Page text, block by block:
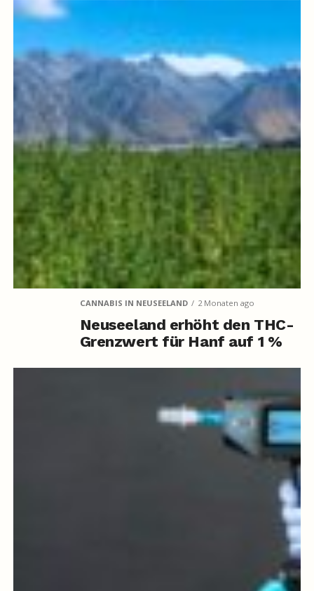
CANNABIS IN NEUSEELAND 2 Monaten ago
Neuseeland erhöht den THC-
Grenzwert für Hanf auf 1 %